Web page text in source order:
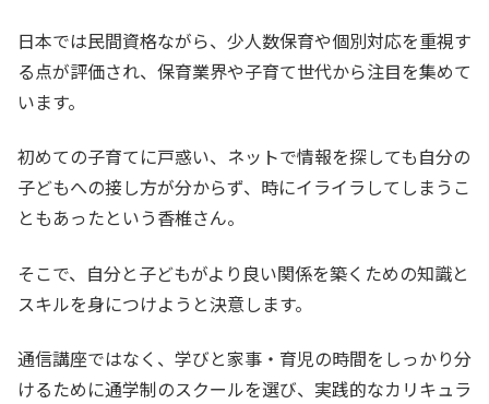
日本では民間資格ながら、少人数保育や個別対応を重視す
る点が評価され、保育業界や子育て世代から注目を集めて
います。
初めての子育てに戸惑い、ネットで情報を探しても自分の
子どもへの接し方が分からず、時にイライラしてしまうこ
ともあったという香椎さん。
そこで、自分と子どもがより良い関係を築くための知識と
スキルを身につけようと決意します。
通信講座ではなく、学びと家事・育児の時間をしっかり分
けるために通学制のスクールを選び、実践的なカリキュラ